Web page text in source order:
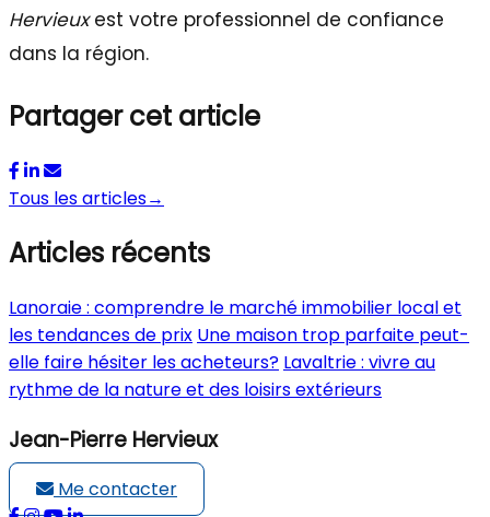
Hervieuxest votre professionnel de confiance
dans la région.
Partager cet article
Tous les articles→
Articles récents
Lanoraie : comprendre le marché immobilier local et
les tendances de prix Une maison trop parfaite peut-
elle faire hésiter les acheteurs? Lavaltrie : vivre au
rythme de la nature et des loisirs extérieurs
Jean-Pierre Hervieux
Me contacter